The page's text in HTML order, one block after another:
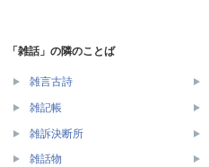
「雑話」の隣のことば
雑言古詩
雑記帳
雑訴決断所
雑話物